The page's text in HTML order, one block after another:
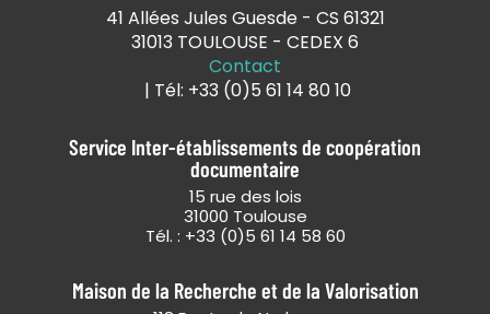
41 Allées Jules Guesde - CS 61321
31013 TOULOUSE - CEDEX 6
Contact
| Tél: +33 (0)5 61 14 80 10
Service Inter-établissements de coopération
documentaire
15 rue des lois
31000 Toulouse
Tél. : +33 (0)5 61 14 58 60
Maison de la Recherche et de la Valorisation